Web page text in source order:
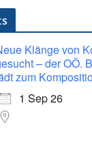
Klänge von
– der OÖ.
zum
1 Sep 26